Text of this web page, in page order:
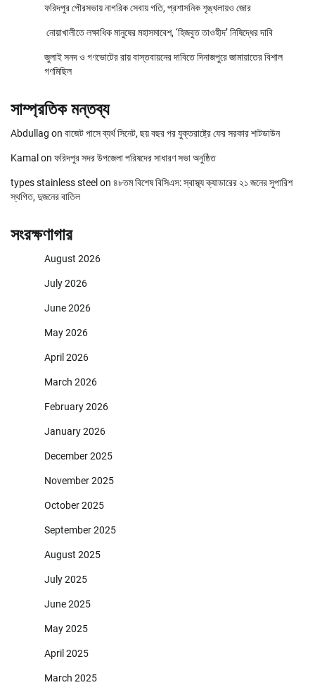
ফরিদপুর পৌরসভায় নাগরিক সেবায় গতি, প্রশাসনিক শৃঙ্খলায়ও জোর
নোয়াখালীতে লক্ষাধিক মানুষের মহাসমাবেশ, ‘হিজবুত তাওহীদ’ নিষিদ্ধের দাবি
জুলাই সনদ ও গণভোটের রায় বাস্তবায়নের দাবিতে দিনাজপুরে জামায়াতের বিশাল
গণমিছিল
সাম্প্রতিক মন্তব্য
Abdullag on বাজেট পাসে ব্যর্থ সিনেট, ছয় বছর পর যুক্তরাষ্ট্রে ফের সরকার শাটডাউন
Kamal on ফরিদপুর সদর উপজেলা পরিষদের সাধারণ সভা অনুষ্ঠিত
types stainless steel on ৪৮তম বিশেষ বিসিএস: স্বাস্থ্য ক্যাডারের ২১ জনের সুপারিশ
স্থগিত, দুজনের বাতিল
সংরক্ষণাগার
August 2026
July 2026
June 2026
May 2026
April 2026
March 2026
February 2026
January 2026
December 2025
November 2025
October 2025
September 2025
August 2025
July 2025
June 2025
May 2025
April 2025
March 2025